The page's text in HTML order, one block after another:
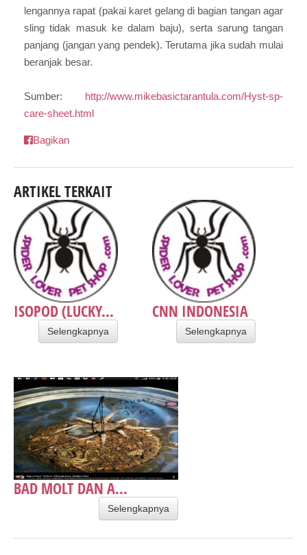
lengannya rapat (pakai karet gelang di bagian tangan agar
sling tidak masuk ke dalam baju), serta sarung tangan
panjang (jangan yang pendek). Terutama jika sudah mulai
beranjak besar.
Sumber: http://www.mikebasictarantula.com/Hyst-sp-
care-sheet.html
Bagikan
ARTIKEL TERKAIT
ISOPOD (LUCKY...
Selengkapnya
CNN INDONESIA
Selengkapnya
BAD MOLT DAN A...
Selengkapnya